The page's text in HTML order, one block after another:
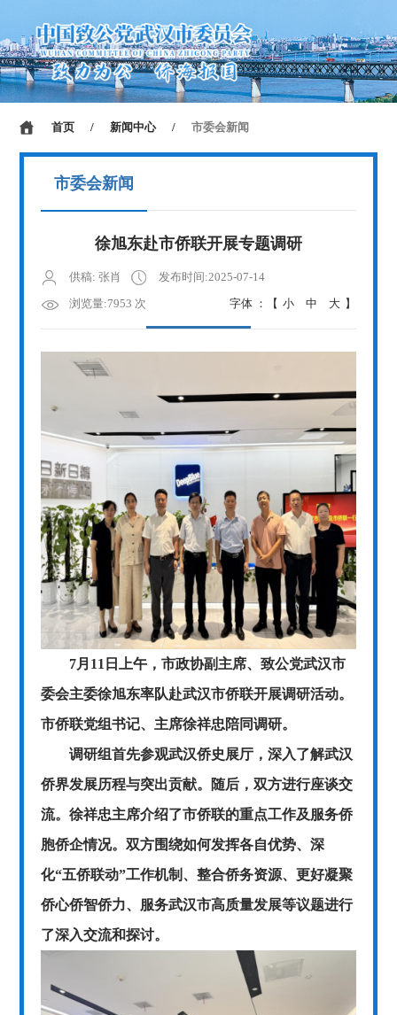
首页 / 新闻中心 / 市委会新闻
市委会新闻
徐旭东赴市侨联开展专题调研
供稿: 张肖
发布时间:2025-07-14
浏览量:7953 次
字体 ：【 小 中 大 】
7月11日上午，市政协副主席、致公党武汉市
委会主委徐旭东率队赴武汉市侨联开展调研活动。
市侨联党组书记、主席徐祥忠陪同调研。
调研组首先参观武汉侨史展厅，深入了解武汉
侨界发展历程与突出贡献。随后，双方进行座谈交
流。徐祥忠主席介绍了市侨联的重点工作及服务侨
胞侨企情况。双方围绕如何发挥各自优势、深
化“五侨联动”工作机制、整合侨务资源、更好凝聚
侨心侨智侨力、服务武汉市高质量发展等议题进行
了深入交流和探讨。